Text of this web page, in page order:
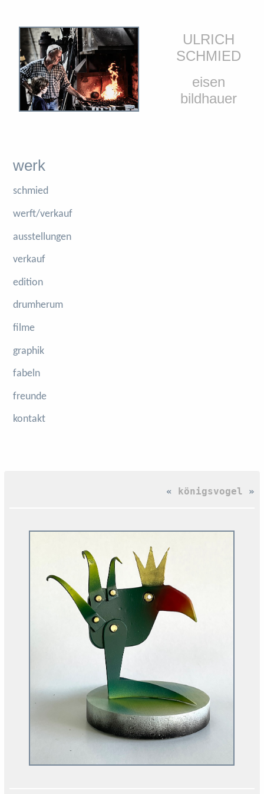
ULRICH
SCHMIED
eisen
bildhauer
werk
schmied
werft/verkauf
ausstellungen
verkauf
edition
drumherum
filme
graphik
fabeln
freunde
kontakt
« königsvogel »